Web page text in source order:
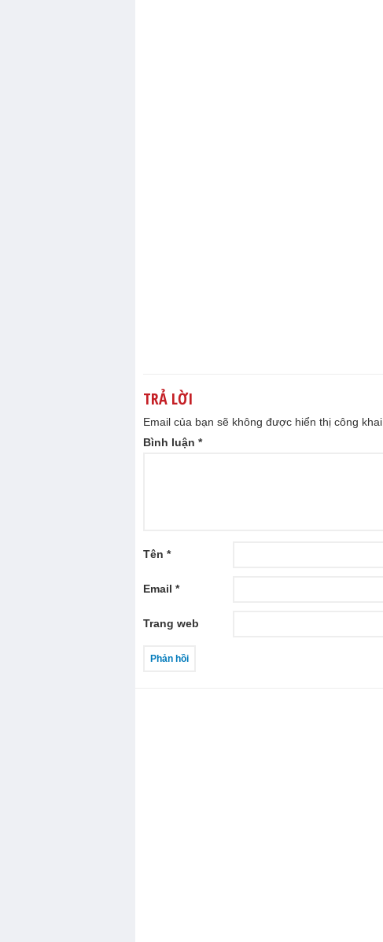
TRẢ LỜI
Email của bạn sẽ không được hiển thị công khai.
Bình luận *
Tên *
Email *
Trang web